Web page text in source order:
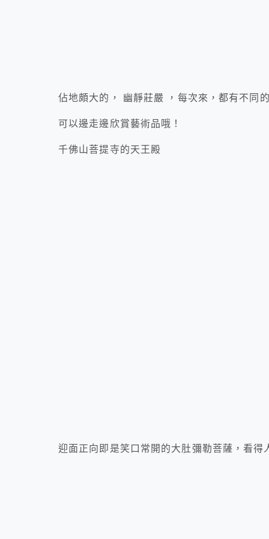
佔地頗大的， 幽靜莊嚴 ，每次來，都有不同
可以邊走邊欣賞藝術品哦！
千佛山菩提寺的天王殿
迎面正向即是笑口常開的大肚彌勒菩薩，看得